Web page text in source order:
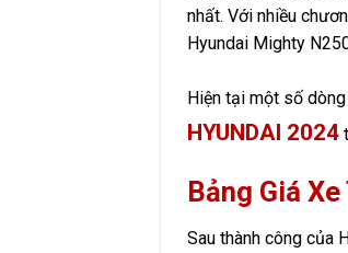
nhất. Với nhiều
Hyundai Mighty
Hiện tại một số
HYUNDAI 2024
Bảng Giá
Sau thành công của